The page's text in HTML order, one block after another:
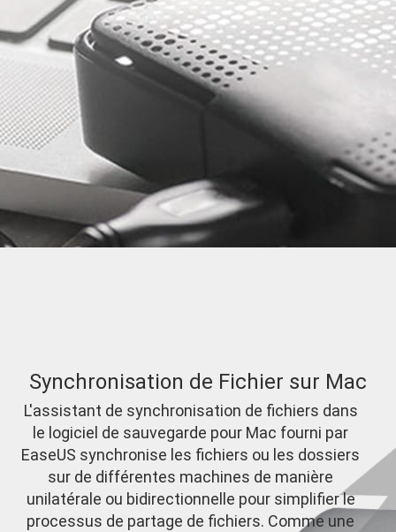
Synchronisation de Fichier sur Mac
L'assistant de synchronisation de fichiers dans
le logiciel de sauvegarde pour Mac fourni par
EaseUS synchronise les fichiers ou les dossiers
sur de différentes machines de manière
unilatérale ou bidirectionnelle pour simplifier le
processus de partage de fichiers. Comme une